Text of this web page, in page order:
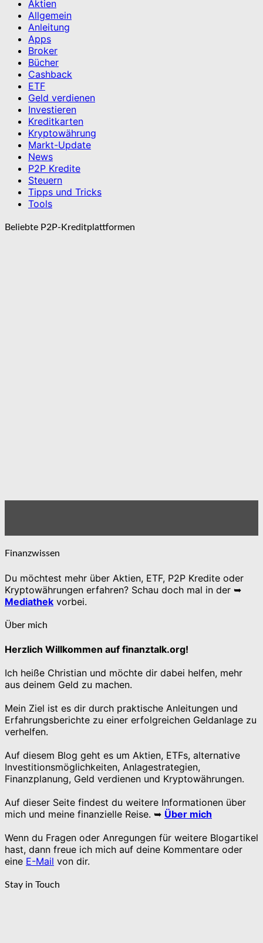
Aktien
Allgemein
Anleitung
Apps
Broker
Bücher
Cashback
ETF
Geld verdienen
Investieren
Kreditkarten
Kryptowährung
Markt-Update
News
P2P Kredite
Steuern
Tipps und Tricks
Tools
Beliebte P2P-Kreditplattformen
Finanzwissen
Du möchtest mehr über Aktien, ETF, P2P Kredite oder
Kryptowährungen erfahren? Schau doch mal in der ➥
Mediathek vorbei.
Über mich
Herzlich Willkommen auf finanztalk.org!
Ich heiße Christian und möchte dir dabei helfen, mehr
aus deinem Geld zu machen.
Mein Ziel ist es dir durch praktische Anleitungen und
Erfahrungsberichte zu einer erfolgreichen Geldanlage zu
verhelfen.
Auf diesem Blog geht es um Aktien, ETFs, alternative
Investitionsmöglichkeiten, Anlagestrategien,
Finanzplanung, Geld verdienen und Kryptowährungen.
Auf dieser Seite findest du weitere Informationen über
mich und meine finanzielle Reise. ➥ Über mich
Wenn du Fragen oder Anregungen für weitere Blogartikel
hast, dann freue ich mich auf deine Kommentare oder
eine E-Mail von dir.
Stay in Touch